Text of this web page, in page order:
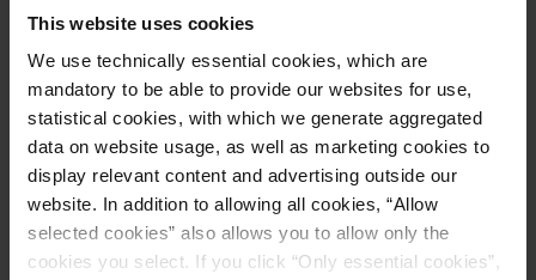
This website uses cookies
We use technically essential cookies, which are
mandatory to be able to provide our websites for use,
statistical cookies, with which we generate aggregated
data on website usage, as well as marketing cookies to
display relevant content and advertising outside our
website. In addition to allowing all cookies, “Allow
selected cookies” also allows you to allow only the
cookies you select. If you click “Only essential cookies”,
Konsolidierungsprozesse über verschiedene
Konzernstrukturen und Rechnungslegungsstandards hinweg
Extended Planning and Analysis (xP&A)– ermöglicht
intuitive, bereichsübergreifende Zusammenarbeit in der
operativen Planung
ESG Reporting – erleichtert ESG-Compliance und
unterstützt das neue VSME-Rahmenwerk
Disclosure Management
– vereinfacht die Erstellung von
Offenlegungsberichten
XBRL– erleichtert maschinenlesbare Offenlegungen
Lease Accounting– bietet eine nahtlose Lösung zur
Tax Compliance and Reporting – unterstützt die effektive